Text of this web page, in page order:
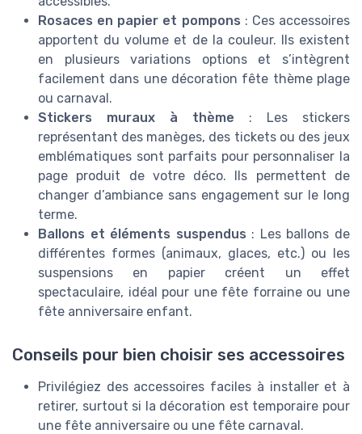
Rosaces en papier et pompons : Ces accessoires
apportent du volume et de la couleur. Ils existent
en plusieurs variations options et s’intègrent
facilement dans une décoration fête thème plage
ou carnaval.
Stickers muraux à thème : Les stickers
représentant des manèges, des tickets ou des jeux
emblématiques sont parfaits pour personnaliser la
page produit de votre déco. Ils permettent de
changer d’ambiance sans engagement sur le long
terme.
Ballons et éléments suspendus : Les ballons de
différentes formes (animaux, glaces, etc.) ou les
suspensions en papier créent un effet
spectaculaire, idéal pour une fête forraine ou une
fête anniversaire enfant.
Conseils pour bien choisir ses accessoires
Privilégiez des accessoires faciles à installer et à
retirer, surtout si la décoration est temporaire pour
une fête anniversaire ou une fête carnaval.